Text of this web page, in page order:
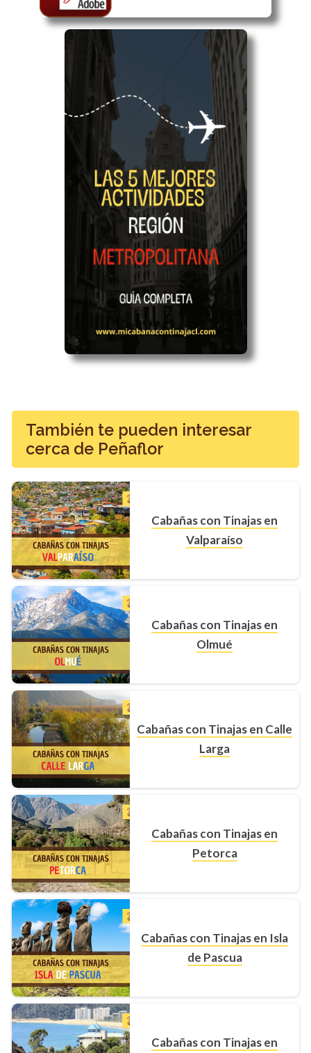
También te pueden interesar
cerca de Peñaflor
Cabañas con Tinajas en
Valparaíso
Cabañas con Tinajas en
Olmué
Cabañas con Tinajas en Calle
Larga
Cabañas con Tinajas en
Petorca
Cabañas con Tinajas en Isla
de Pascua
Cabañas con Tinajas en